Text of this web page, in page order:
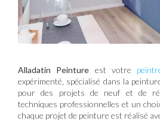
Alladatin Peinture est votre
expérimenté, spécialisé dans la
pour des projets de neuf et de
techniques professionnelles et un
chaque projet de peinture est réalisé